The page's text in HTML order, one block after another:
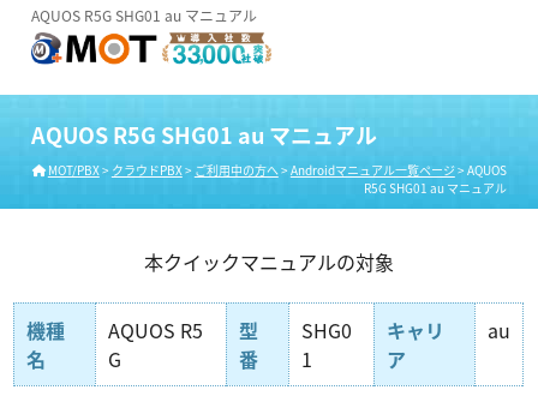
AQUOS R5G SHG01 au マニュアル
AQUOS R5G SHG01 au マニュアル
MOT/PBX> クラウドPBX> ご利用中の方へ> Androidマニュアル一覧ページ> AQUOS
R5G SHG01 au マニュアル
本クイックマニュアルの対象
機種
名
AQUOS R5
G
型
番
SHG0
1
キャリ
ア
au